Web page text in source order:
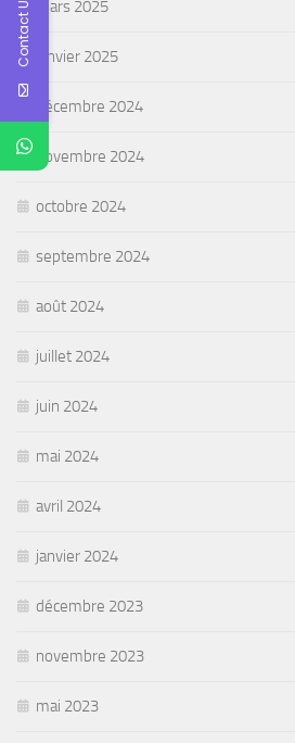
mars 2025
janvier 2025
décembre 2024
novembre 2024
octobre 2024
septembre 2024
août 2024
juillet 2024
juin 2024
mai 2024
avril 2024
janvier 2024
décembre 2023
novembre 2023
mai 2023
Contact Us